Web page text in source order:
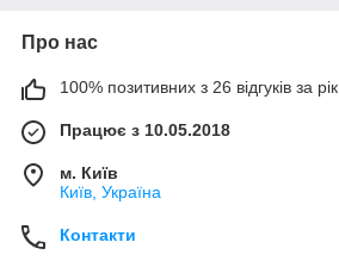
Про нас
100% позитивних з 26 відгуків за рік
Працює з 10.05.2018
м. Київ
Київ, Україна
Контакти